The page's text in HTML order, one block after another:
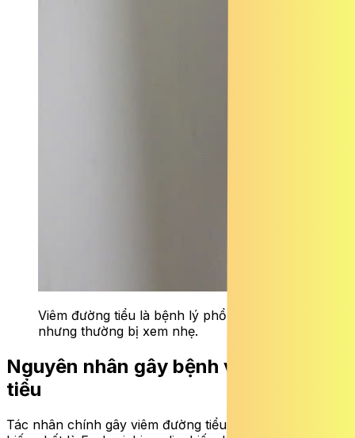
Viêm đường tiểu là bệnh lý phổ biến ở nữ giới
nhưng thường bị xem nhẹ.
Nguyên nhân gây bệnh viêm đường
tiểu
Tác nhân chính gây viêm đường tiểu là vi khuẩn, phổ